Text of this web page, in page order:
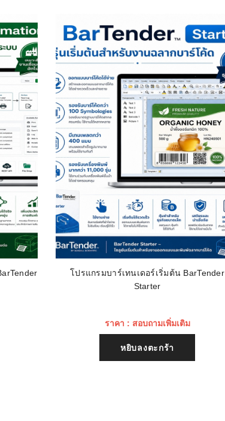
โปรแกรมบาร์เทนเดอร์เริ่มต้น BarTender
Starter
ราคา : สอบถามเพิ่มเติม
หยิบลงตะกร้า